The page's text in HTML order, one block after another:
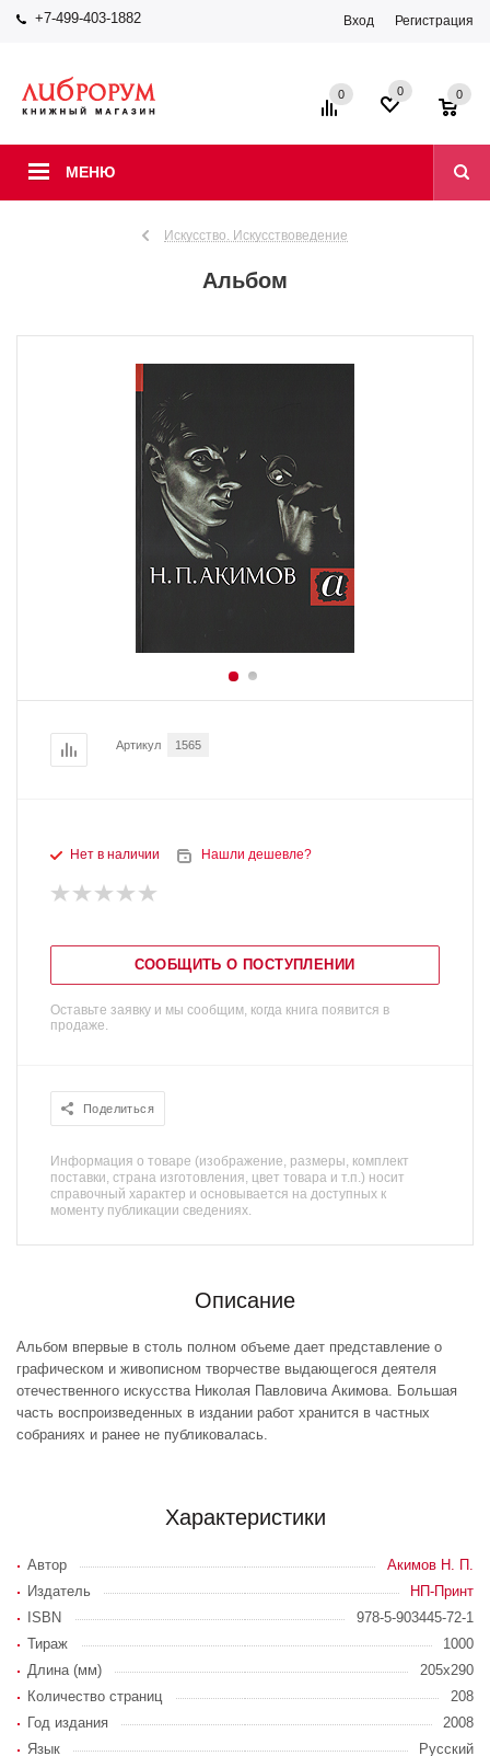
+7-499-403-1882 Вход Регистрация
МЕНЮ
0 0 0
Искусство. Искусствоведение
Альбом
Артикул 1565
Нет в наличии Нашли дешевле?
СООБЩИТЬ О ПОСТУПЛЕНИИ
Оставьте заявку и мы сообщим, когда книга появится в
продаже.
Поделиться
Информация о товаре (изображение, размеры, комплект
поставки, страна изготовления, цвет товара и т.п.) носит
справочный характер и основывается на доступных к
моменту публикации сведениях.
Описание
Альбом впервые в столь полном объеме дает представление о
графическом и живописном творчестве выдающегося деятеля
отечественного искусства Николая Павловича Акимова. Большая
часть воспроизведенных в издании работ хранится в частных
собраниях и ранее не публиковалась.
Характеристики
Автор
Акимов Н. П.
Издатель
НП-Принт
ISBN
978-5-903445-72-1
Тираж
1000
Длина (мм)
205х290
Количество страниц
208
Год издания
2008
Язык
Русский